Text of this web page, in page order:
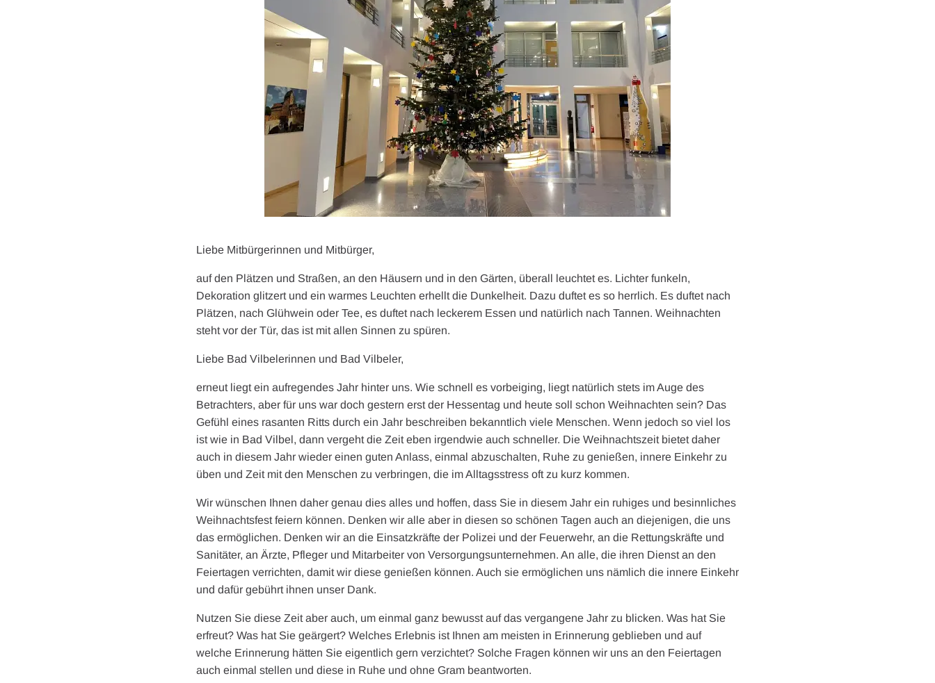
Liebe Mitbürgerinnen und Mitbürger,
auf den Plätzen und Straßen, an den Häusern und in den Gärten, überall leuchtet es. Lichter funkeln,
Dekoration glitzert und ein warmes Leuchten erhellt die Dunkelheit. Dazu duftet es so herrlich. Es duftet nach
Plätzen, nach Glühwein oder Tee, es duftet nach leckerem Essen und natürlich nach Tannen. Weihnachten
steht vor der Tür, das ist mit allen Sinnen zu spüren.
Liebe Bad Vilbelerinnen und Bad Vilbeler,
erneut liegt ein aufregendes Jahr hinter uns. Wie schnell es vorbeiging, liegt natürlich stets im Auge des
Betrachters, aber für uns war doch gestern erst der Hessentag und heute soll schon Weihnachten sein? Das
Gefühl eines rasanten Ritts durch ein Jahr beschreiben bekanntlich viele Menschen. Wenn jedoch so viel los
ist wie in Bad Vilbel, dann vergeht die Zeit eben irgendwie auch schneller. Die Weihnachtszeit bietet daher
auch in diesem Jahr wieder einen guten Anlass, einmal abzuschalten, Ruhe zu genießen, innere Einkehr zu
üben und Zeit mit den Menschen zu verbringen, die im Alltagsstress oft zu kurz kommen.
Wir wünschen Ihnen daher genau dies alles und hoffen, dass Sie in diesem Jahr ein ruhiges und besinnliches
Weihnachtsfest feiern können. Denken wir alle aber in diesen so schönen Tagen auch an diejenigen, die uns
das ermöglichen. Denken wir an die Einsatzkräfte der Polizei und der Feuerwehr, an die Rettungskräfte und
Sanitäter, an Ärzte, Pfleger und Mitarbeiter von Versorgungsunternehmen. An alle, die ihren Dienst an den
Feiertagen verrichten, damit wir diese genießen können. Auch sie ermöglichen uns nämlich die innere Einkehr
und dafür gebührt ihnen unser Dank.
Nutzen Sie diese Zeit aber auch, um einmal ganz bewusst auf das vergangene Jahr zu blicken. Was hat Sie
erfreut? Was hat Sie geärgert? Welches Erlebnis ist Ihnen am meisten in Erinnerung geblieben und auf
welche Erinnerung hätten Sie eigentlich gern verzichtet? Solche Fragen können wir uns an den Feiertagen
auch einmal stellen und diese in Ruhe und ohne Gram beantworten.